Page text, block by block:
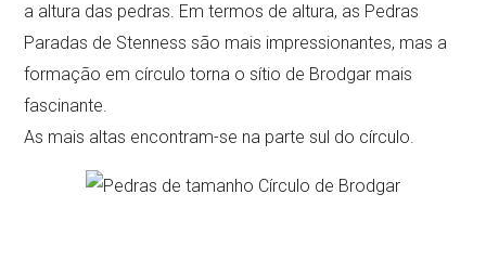
a altura das pedras. Em termos de altura, as Pedras
Paradas de Stenness são mais impressionantes, mas a
formação em círculo torna o sítio de Brodgar mais
fascinante.
As mais altas encontram-se na parte sul do círculo.